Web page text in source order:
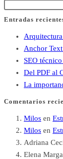
Entradas
Anchor
SEO
Del PDF al
La
Comentarios
Milos en
Milos en
Adriana
Elena